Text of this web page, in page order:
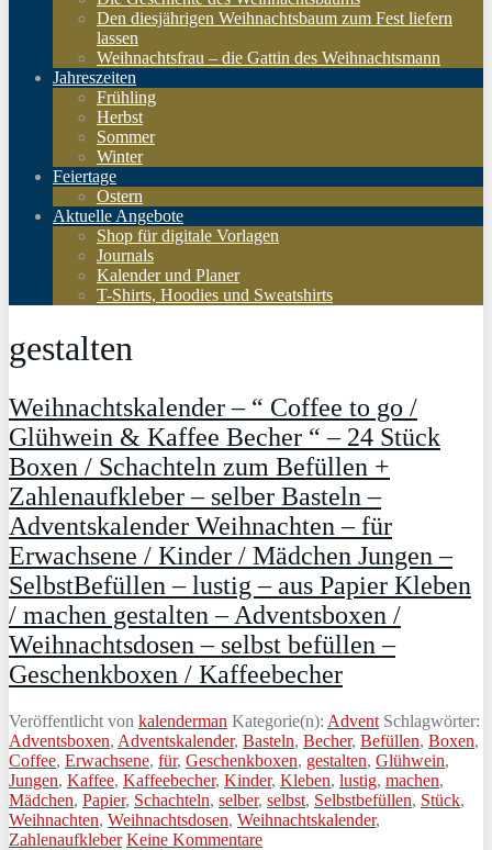
Den diesjährigen Weihnachtsbaum zum Fest liefern
lassen
Weihnachtsfrau – die Gattin des Weihnachtsmann
Jahreszeiten
Frühling
Herbst
Sommer
Winter
Feiertage
Ostern
Aktuelle Angebote
Shop für digitale Vorlagen
Journals
Kalender und Planer
T-Shirts, Hoodies und Sweatshirts
gestalten
Weihnachtskalender – “ Coffee to go /
Glühwein & Kaffee Becher “ – 24 Stück
Boxen / Schachteln zum Befüllen +
Zahlenaufkleber – selber Basteln –
Adventskalender Weihnachten – für
Erwachsene / Kinder / Mädchen Jungen –
SelbstBefüllen – lustig – aus Papier Kleben
/ machen gestalten – Adventsboxen /
Weihnachtsdosen – selbst befüllen –
Geschenkboxen / Kaffeebecher
Veröffentlicht von kalenderman Kategorie(n): Advent Schlagwörter:
Adventsboxen, Adventskalender, Basteln, Becher, Befüllen, Boxen,
Coffee, Erwachsene, für, Geschenkboxen, gestalten, Glühwein,
Jungen, Kaffee, Kaffeebecher, Kinder, Kleben, lustig, machen,
Mädchen, Papier, Schachteln, selber, selbst, Selbstbefüllen, Stück,
Weihnachten, Weihnachtsdosen, Weihnachtskalender,
Zahlenaufkleber Keine Kommentare